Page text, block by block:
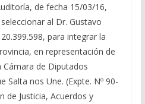
de fecha 15/03/16,
al Dr. Gustavo
para integrar la
en representación de
de Diputados
Salta nos Une. (Expte. Nº 90-
de Justicia, Acuerdos y